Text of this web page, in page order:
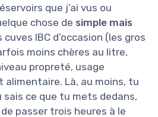
que j’ai vus ou
chose de simple mais
IBC d’occasion (les gros
moins chères au litre,
propreté, usage
Là, au moins, tu
sais ce que tu mets dedans,
passer trois heures à le